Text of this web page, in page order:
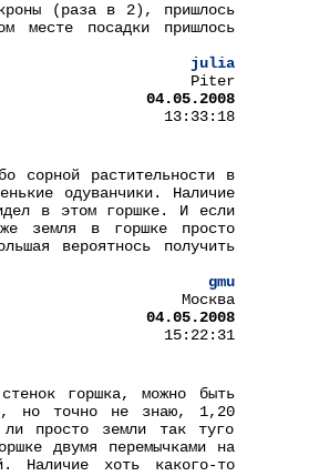
(раза в 2), пришлось
месте посадки пришлось
julia
Piter
04.05.2008
13:33:18
сорной растительности в
одуванчики. Наличие
в этом горшке. И если
земля в горшке просто
вероятнось получить
gmu
Москва
04.05.2008
15:22:31
горшка, можно быть
но точно не знаю, 1,20
просто земли так туго
двумя перемычками на
Наличие хоть какого-то